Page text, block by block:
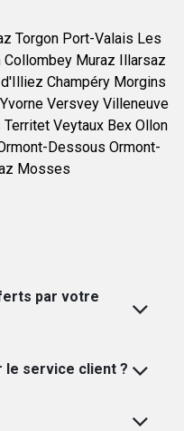
Torgon Port-Valais Les
Collombey Muraz Illarsaz
Champéry Morgins
Yvorne Versvey Villeneuve
Territet Veytaux Bex Ollon
Dessous Ormont-
Mosses
par votre
le service client ?